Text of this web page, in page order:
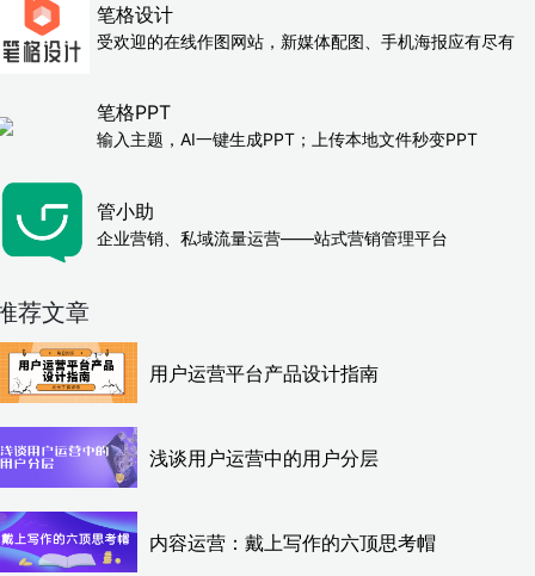
笔格设计
受欢迎的在线作图网站，新媒体配图、手机海报应有尽有
笔格PPT
输入主题，AI一键生成PPT；上传本地文件秒变PPT
管小助
企业营销、私域流量运营——站式营销管理平台
荐文章
用户运营平台产品设计指南
浅谈用户运营中的用户分层
内容运营：戴上写作的六顶思考帽